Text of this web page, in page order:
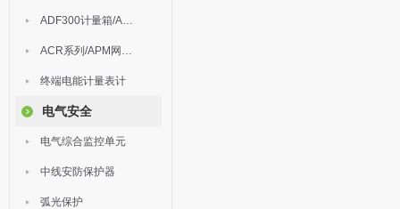
ADF300计量箱/AEW无线计量
ACR系列/APM网络电力仪表
终端电能计量表计
电气安全
电气综合监控单元
中线安防保护器
弧光保护